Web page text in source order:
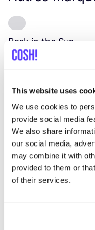
This website uses
We use cookies to
provide social media
We also share
our social media,
may combine it with
provided to them or
of their services.
Bask in the Sun
Vêtements